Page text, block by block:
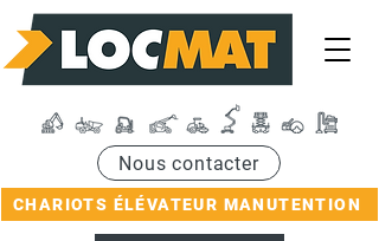
CHARIOTS ÉLÉVATEUR MANUTENTION
Nous contacter